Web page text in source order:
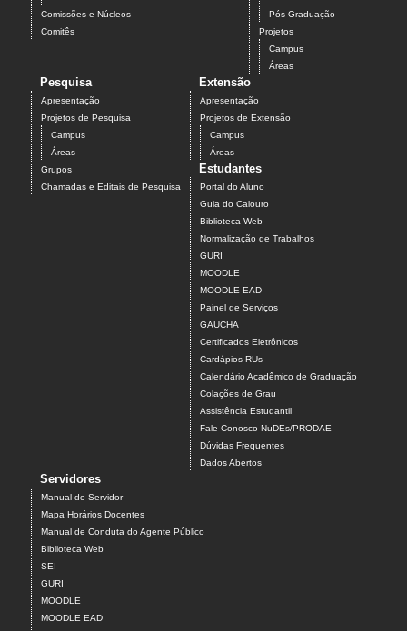
Comissões e Núcleos
Comitês
Pós-Graduação
Projetos
Campus
Áreas
Pesquisa
Apresentação
Projetos de Pesquisa
Campus
Áreas
Grupos
Chamadas e Editais de Pesquisa
Extensão
Apresentação
Projetos de Extensão
Campus
Áreas
Estudantes
Portal do Aluno
Guia do Calouro
Biblioteca Web
Normalização de Trabalhos
GURI
MOODLE
MOODLE EAD
Painel de Serviços
GAUCHA
Certificados Eletrônicos
Cardápios RUs
Calendário Acadêmico de Graduação
Colações de Grau
Assistência Estudantil
Fale Conosco NuDEs/PRODAE
Dúvidas Frequentes
Dados Abertos
Servidores
Manual do Servidor
Mapa Horários Docentes
Manual de Conduta do Agente Público
Biblioteca Web
SEI
GURI
MOODLE
MOODLE EAD